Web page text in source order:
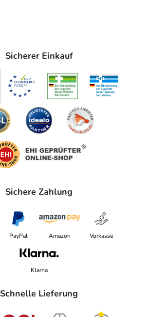
Sicherer Einkauf
Sichere Zahlung
PayPal Amazon Vorkasse
Klarna
Schnelle Lieferung